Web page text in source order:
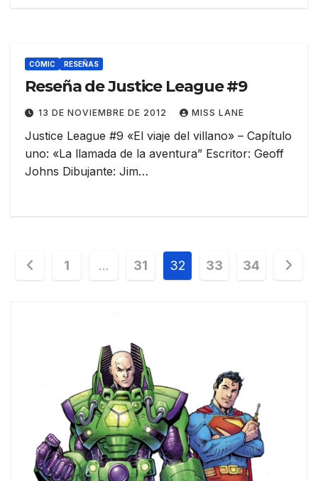
CÓMIC RESEÑAS
Reseña de Justice League #9
13 DE NOVIEMBRE DE 2012 MISS LANE
Justice League #9 «El viaje del villano» – Capítulo
uno: «La llamada de la aventura” Escritor: Geoff
Johns Dibujante: Jim…
Paginación
1 … 31 32 33 34